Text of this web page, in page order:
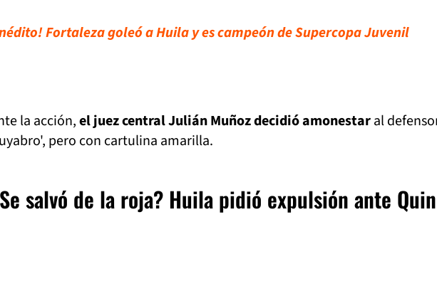
Fortaleza goleó a Huila y es campeón de Supercopa Juvenil
la acción,el juez central Julián Muñoz decidió amonestaral
pero con cartulina amarilla.
salvó de la roja? Huila pidió expulsión ante